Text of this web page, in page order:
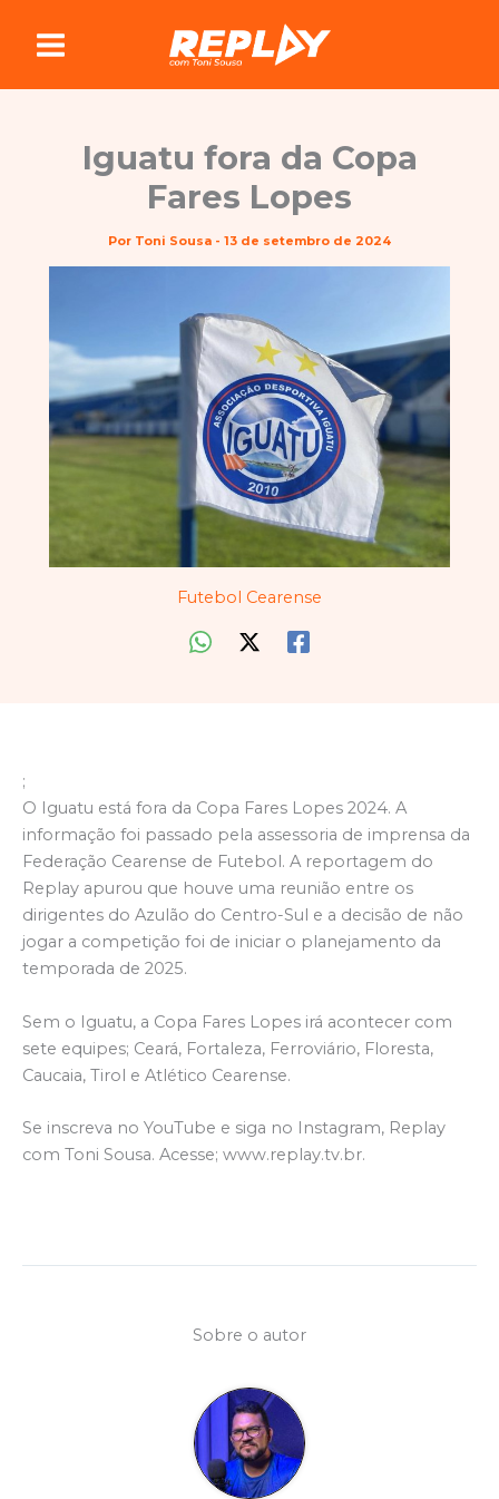
conteúdo
Iguatu fora da Copa
Fares Lopes
Por Toni Sousa - 13 de setembro de 2024
Futebol Cearense
;
O Iguatu está fora da Copa Fares Lopes 2024. A
informação foi passado pela assessoria de imprensa da
Federação Cearense de Futebol. A reportagem do
Replay apurou que houve uma reunião entre os
dirigentes do Azulão do Centro-Sul e a decisão de não
jogar a competição foi de iniciar o planejamento da
temporada de 2025.
Sem o Iguatu, a Copa Fares Lopes irá acontecer com
sete equipes; Ceará, Fortaleza, Ferroviário, Floresta,
Caucaia, Tirol e Atlético Cearense.
Se inscreva no YouTube e siga no Instagram, Replay
com Toni Sousa. Acesse; www.replay.tv.br.
Sobre o autor